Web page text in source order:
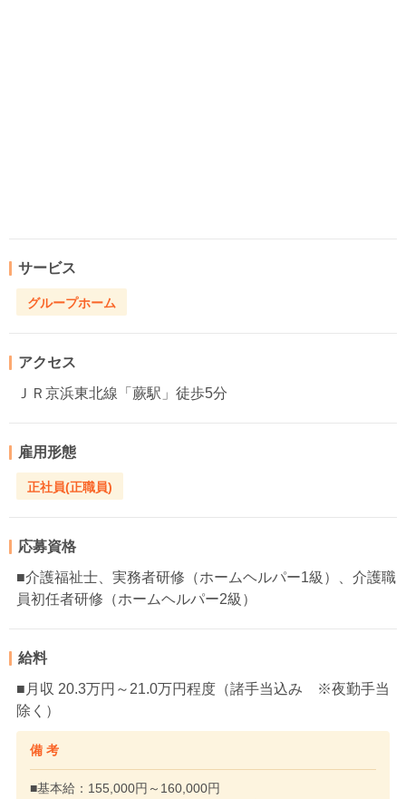
サービス
グループホーム
アクセス
ＪＲ京浜東北線「蕨駅」徒歩5分
雇用形態
正社員(正職員)
応募資格
■介護福祉士、実務者研修（ホームヘルパー1級）、介護職
員初任者研修（ホームヘルパー2級）
給料
■月収 20.3万円～21.0万円程度（諸手当込み ※夜勤手当
除く）
備 考
■基本給：155,000円～160,000円